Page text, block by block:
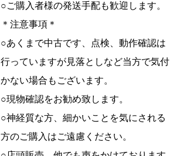
○ご購入者様の発送手配も歓迎します。
＊注意事項＊
○あくまで中古です、点検、動作確認は
行っていますが見落としなど当方で気付
かない場合もございます。
○現物確認をお勧め致します。
○神経質な方、細かいことを気にされる
方のご購入はご遠慮ください。